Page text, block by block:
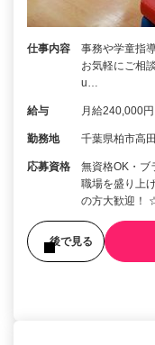
仕事内容
事務や学童指
お気軽にご相
u…
給与 月給240,000
勤務地 千葉県柏市高
応募資格
無資格OK・
職場を盛り上
の方大歓迎！
後で見る